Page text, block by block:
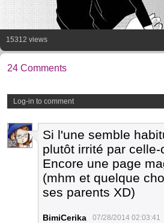
15312 views
24 Comments
Log-in to comment
32
Si l'une semble
plutôt irrité par celle-
Encore une page
(mhm et quelque
ses parents XD)
BimiCerika 07/28/2014 02:03:41